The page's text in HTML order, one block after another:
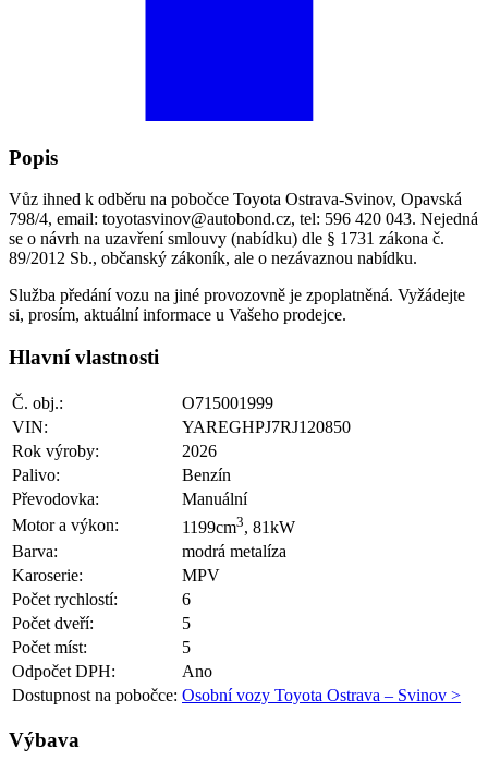
Popis
Vůz ihned k odběru na pobočce Toyota Ostrava-Svinov, Opavská
798/4, email: toyotasvinov@autobond.cz, tel: 596 420 043. Nejedná
se o návrh na uzavření smlouvy (nabídku) dle § 1731 zákona č.
89/2012 Sb., občanský zákoník, ale o nezávaznou nabídku.
Služba předání vozu na jiné provozovně je zpoplatněná. Vyžádejte
si, prosím, aktuální informace u Vašeho prodejce.
Hlavní vlastnosti
Č. obj.:
O715001999
VIN:
YAREGHPJ7RJ120850
Rok výroby:
2026
Palivo:
Benzín
Převodovka:
Manuální
Motor a výkon:
1199cm3, 81kW
Barva:
modrá metalíza
Karoserie:
MPV
Počet rychlostí:
6
Počet dveří:
5
Počet míst:
5
Odpočet DPH:
Ano
Dostupnost na pobočce: Osobní vozy Toyota Ostrava – Svinov >
Výbava